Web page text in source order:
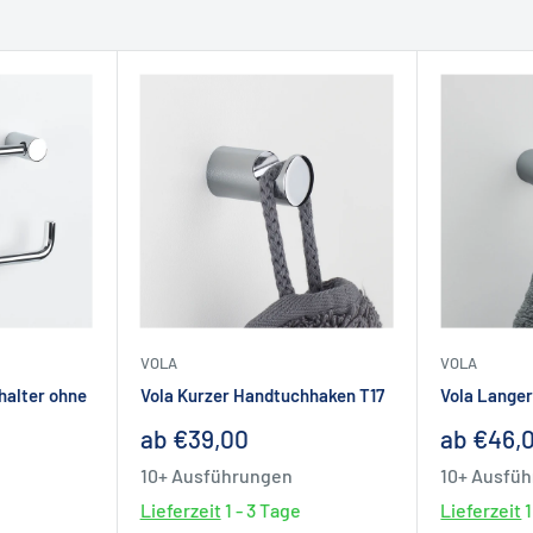
Sie Ihren Monteur
individuellen Badplanung und
an?
in Hamburg und
ohne
VOLA
Vola Kurzer Handtuchhaken T17
Sonderpreis
ab €39,00
10+ Ausführungen
Lieferzeit1 - 3 Tage
VOLA
Vola
ab
10+
Lieferzeit